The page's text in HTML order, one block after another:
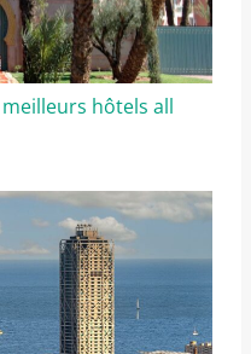
hôtels all